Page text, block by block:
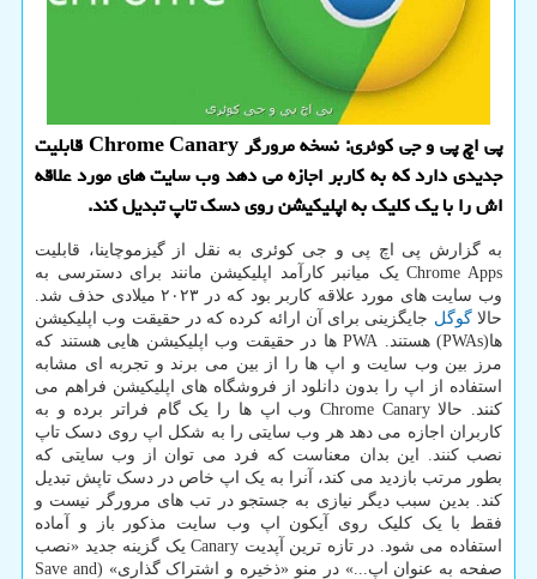
پی اچ پی و جی کوئری: نسخه مرورگر Chrome Canary قابلیت
جدیدی دارد که به کاربر اجازه می دهد وب سایت های مورد علاقه
اش را با یک کلیک به اپلیکیشن روی دسک تاپ تبدیل کند.
به گزارش پی اچ پی و جی کوئری به نقل از گیزموچاینا، قابلیت
Chrome Apps یک میانبر کارآمد اپلیکیشن مانند برای دسترسی به
وب سایت های مورد علاقه کاربر بود که در ۲۰۲۳ میلادی حذف شد.
حالاگوگل جایگزینی برای آن ارائه کرده که در حقیقت وب اپلیکیشن
ها(PWAs) هستند. PWA ها در حقیقت وب اپلیکیشن هایی هستند که
مرز بین وب سایت و اپ ها را از بین می برند و تجربه ای مشابه
استفاده از اپ را بدون دانلود از فروشگاه های اپلیکیشن فراهم می
کنند. حالا Chrome Canary وب اپ ها را یک گام فراتر برده و به
کاربران اجازه می دهد هر وب سایتی را به شکل اپ روی دسک تاپ
نصب کنند. این بدان معناست که فرد می توان از وب سایتی که
بطور مرتب بازدید می کند، آنرا به یک اپ خاص در دسک تاپش تبدیل
کند. بدین سبب دیگر نیازی به جستجو در تب های مرورگر نیست و
فقط با یک کلیک روی آیکون اپ وب سایت مذکور باز و آماده
استفاده می شود. در تازه ترین آپدیت Canary یک گزینه جدید «نصب
صفحه به عنوان اپ...» در منو «ذخیره و اشتراک گذاری» (Save and